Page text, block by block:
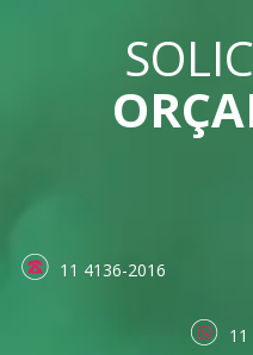
11 4136-2016
11